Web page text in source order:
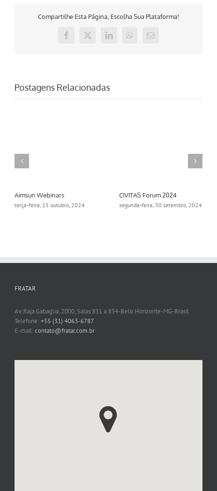
Compartilhe Esta Página, Escolha Sua Plataforma!
Facebook
X LinkedInWhatsApp
E-
Postagens Relacionadas
Aimsun Webinars
terça-feira, 15 outubro, 2024
CIVITAS Forum 2024
segunda-feira, 30 setembro, 2024
FRATAR
Av. Raja Gabaglia, 2000, Salas 831 a 834-Belo Horizonte-MG-Brasil
Telefone:+55 (31) 4063-6787
E-mail:contato@fratar.com.br